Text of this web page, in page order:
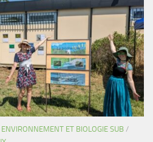
ENVIRONNEMENT ET BIOLOGIE SUB /